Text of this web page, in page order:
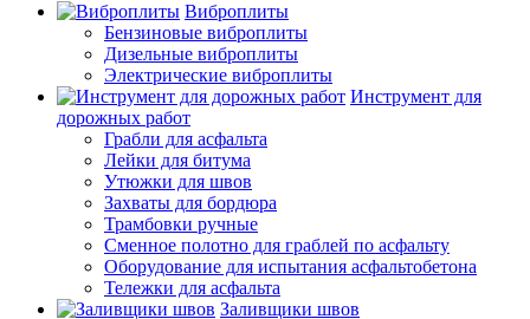
Виброплиты
Бензиновые виброплиты
Дизельные виброплиты
Электрические виброплиты
Инструмент для
дорожных работ
Грабли для асфальта
Лейки для битума
Утюжки для швов
Захваты для бордюра
Трамбовки ручные
Сменное полотно для граблей по асфальту
Оборудование для испытания асфальтобетона
Тележки для асфальта
Заливщики швов